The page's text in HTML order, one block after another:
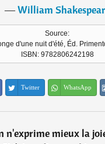
―William
Source:
d'une nuit d'été, Éd.
ISBN: 9782806242198
Twitter WhatsApp
n'exprime mieux la